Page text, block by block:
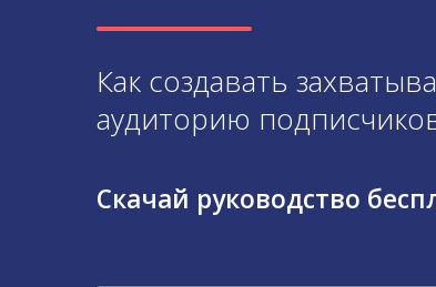
Как создавать
аудиторию
Скачай руководство